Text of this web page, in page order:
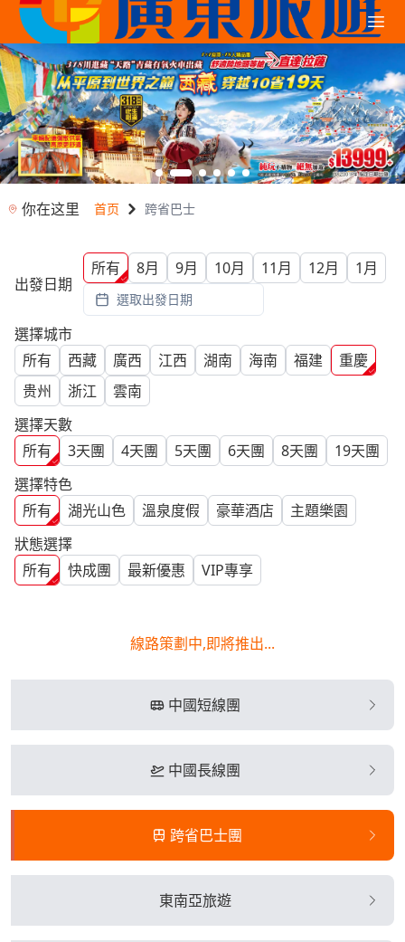
你在这里 首页 跨省巴士
出發日期
所有 8月 9月 10月 11月 12月 1月
選取出發日期
選擇城市
所有
西藏 廣西 江西 湖南 海南 福建
重慶
贵州
浙江
雲南
選擇天數
所有
3天團 4天團 5天團 6天團 8天團 19天團
選擇特色
所有
湖光山色 溫泉度假 豪華酒店
主題樂園
狀態選擇
所有
快成團 最新優惠 VIP專享
中國短線團
中國長線團
跨省巴士團
東南亞旅遊
線路策劃中,即將推出...